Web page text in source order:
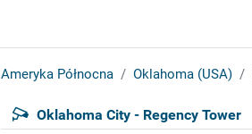
Ameryka Północna Oklahoma (USA)
Oklahoma City - Regency Tower